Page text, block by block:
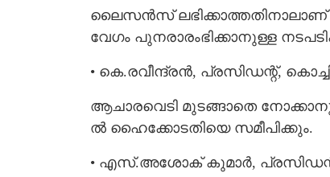
ലൈസൻസ് ലഭി​ക്കാത്തതി​നാലാണ്
വേഗം പുനരാരംഭി​ക്കാനുള്ള
• കെ.രവീന്ദ്രൻ, പ്രസി​ഡന്റ്,
ആചാരവെടി​ മുടങ്ങാതെ
ൽ ഹൈക്കോടതി​യെ സമീപി​ക്കും.
• എസ്.അശോക് കുമാർ,